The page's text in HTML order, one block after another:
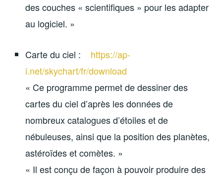
des couches « scientifiques » pour les adapter
au logiciel. »
Carte du ciel : https://ap-
i.net/skychart/fr/download
« Ce programme permet de dessiner des
cartes du ciel d’après les données de
nombreux catalogues d’étoiles et de
nébuleuses, ainsi que la position des planètes,
astéroïdes et comètes. »
« Il est conçu de façon à pouvoir produire des